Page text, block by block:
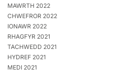
MAWRTH 2022
CHWEFROR 2022
IONAWR 2022
RHAGFYR 2021
TACHWEDD 2021
HYDREF 2021
MEDI 2021